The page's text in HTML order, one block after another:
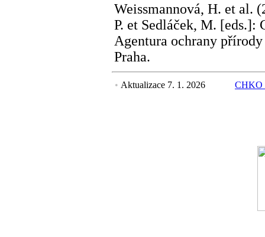
Weissmannová, H. et al.
P. et Sedláček, M. [eds.]:
Agentura ochrany
Praha.
• Aktualizace 7. 1. 2026 CHKO